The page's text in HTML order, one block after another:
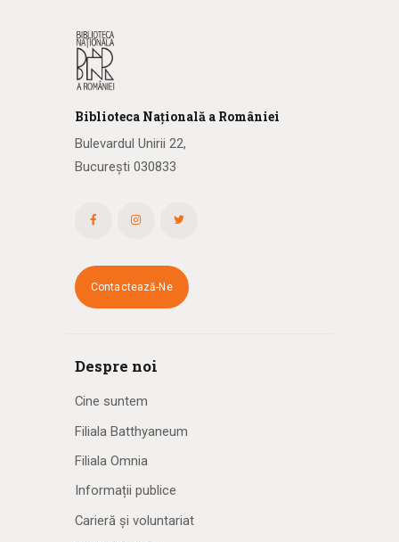
Biblioteca Națională a României
Bulevardul Unirii 22,
București 030833
Contactează-Ne
Despre noi
Cine suntem
Filiala Batthyaneum
Filiala Omnia
Informații publice
Carieră și voluntariat